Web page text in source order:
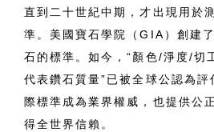
直到二十世紀中期，才出現用於
準。美國寶石學院（GIA）創建
石的標準。如今，“顏色/淨度/切
代表鑽石質量”已被全球公認為評
際標準成為業界權威，也提供公
得全世界信賴。